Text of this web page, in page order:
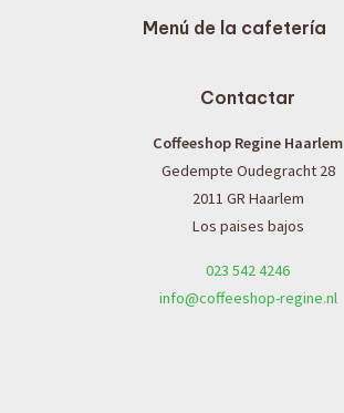
Menú de la cafetería
Contactar
Coffeeshop Regine Haarlem
Gedempte Oudegracht 28
2011 GR Haarlem
Los paises bajos
023 542 4246
info@coffeeshop-regine.nl